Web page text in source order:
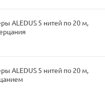
ALEDUS 5 нитей по 20 м,
ALEDUS 5 нитей по 20 м,